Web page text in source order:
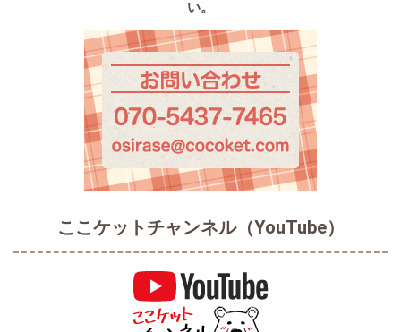
い。
ここケットチャンネル（YouTube）